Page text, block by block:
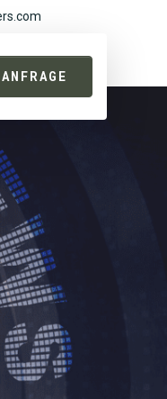
ANFRAGE